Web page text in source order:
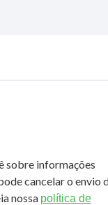
sobre informações
cancelar o envio
nossa política de